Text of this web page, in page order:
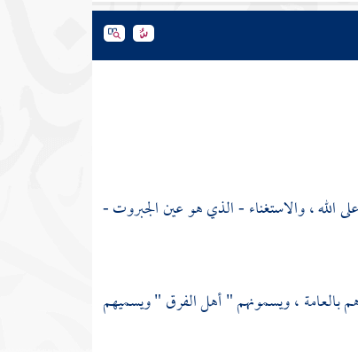
الله ، والاستغناء - الذي هو عين الجبروت -
بالعامة ، ويسمونهم " أهل الفرق " ويسميهم